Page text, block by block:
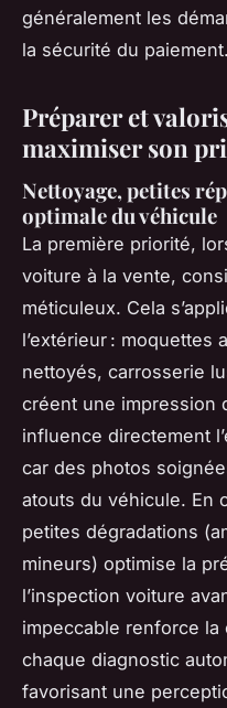
généralement les
la sécurité du paiement.
Préparer et
maximiser son
Nettoyage, petites
optimale du véhicule
La première priorité,
voiture à la vente,
méticuleux. Cela
l’extérieur : moquettes
nettoyés, carrosserie
créent une impression
influence directement
car des photos
atouts du véhicule. En
petites dégradations
mineurs) optimise la
l’inspection voiture
impeccable renforce
chaque diagnostic
favorisant une